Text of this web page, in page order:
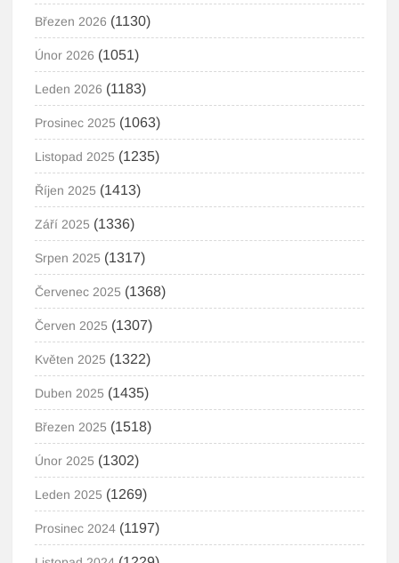
Březen 2026 (1130)
Únor 2026 (1051)
Leden 2026 (1183)
Prosinec 2025 (1063)
Listopad 2025 (1235)
Říjen 2025 (1413)
Září 2025 (1336)
Srpen 2025 (1317)
Červenec 2025 (1368)
Červen 2025 (1307)
Květen 2025 (1322)
Duben 2025 (1435)
Březen 2025 (1518)
Únor 2025 (1302)
Leden 2025 (1269)
Prosinec 2024 (1197)